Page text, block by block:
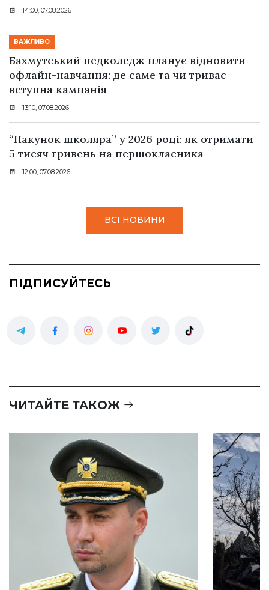
14:00, 07.08.2026
ВАЖЛИВО
Бахмутський педколедж планує відновити
офлайн-навчання: де саме та чи триває
вступна кампанія
13:10, 07.08.2026
“Пакунок школяра” у 2026 році: як отримати
5 тисяч гривень на першокласника
12:00, 07.08.2026
ВСІ НОВИНИ
ПІДПИСУЙТЕСЬ
ЧИТАЙТЕ ТАКОЖ